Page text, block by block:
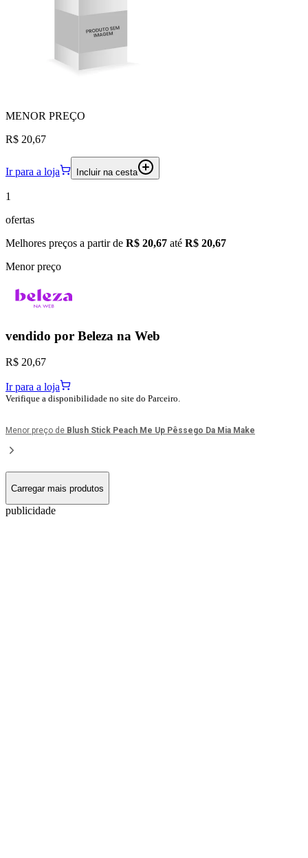
MENOR PREÇO
R$ 20,67
Ir para a loja Incluir na cesta
1
ofertas
Melhores preços a partir de R$ 20,67 até R$ 20,67
Menor preço
vendido por Beleza na Web
R$ 20,67
Ir para a loja
Verifique a disponibilidade no site do Parceiro.
Menor preço de Blush Stick Peach Me Up Pêssego Da Mia Make
Carregar mais produtos
publicidade